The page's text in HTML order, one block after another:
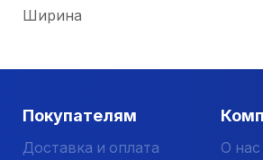
Ширина
Покупателям
Доставка и оплата
О нас